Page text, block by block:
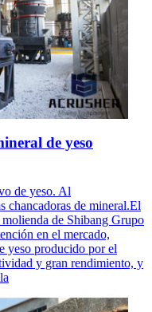
de yeso
de yeso. Al
chancadoras de mineral.El
de Shibang Grupo
en el mercado,
yeso producido por el
y gran rendimiento, y